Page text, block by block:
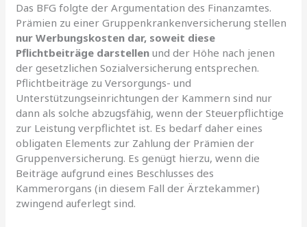
Das BFG folgte der Argumentation des Finanzamtes.
Prämien zu einer Gruppenkrankenversicherung stellen
nur Werbungskosten dar, soweit diese
Pflichtbeiträge darstellen und der Höhe nach jenen
der gesetzlichen Sozialversicherung entsprechen.
Pflichtbeiträge zu Versorgungs- und
Unterstützungseinrichtungen der Kammern sind nur
dann als solche abzugsfähig, wenn der Steuerpflichtige
zur Leistung verpflichtet ist. Es bedarf daher eines
obligaten Elements zur Zahlung der Prämien der
Gruppenversicherung. Es genügt hierzu, wenn die
Beiträge aufgrund eines Beschlusses des
Kammerorgans (in diesem Fall der Ärztekammer)
zwingend auferlegt sind.